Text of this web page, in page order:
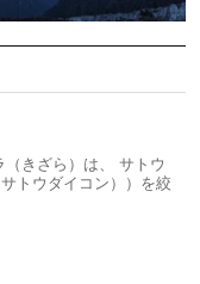
きざら）は、 サトウ
トウダイコン））を絞